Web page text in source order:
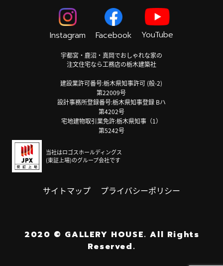
Instagram Facebook YouTube
宇都宮・鹿沼・真岡でおしゃれな家の
注文住宅なら工務店の栃木建築社
建設業許可番号:栃木県知事許可 (般-2)
第22009号
設計事務所登録番号:栃木県知事登録 Bハ
第4202号
宅地建物取引業免許:栃木県知事（1）
第5242号
当社はロゴスホールディングス
(東証上場)のグループ会社です
サイトマップ プライバシーポリシー
2020 © GALLERY HOUSE. All Rights
Reserved.